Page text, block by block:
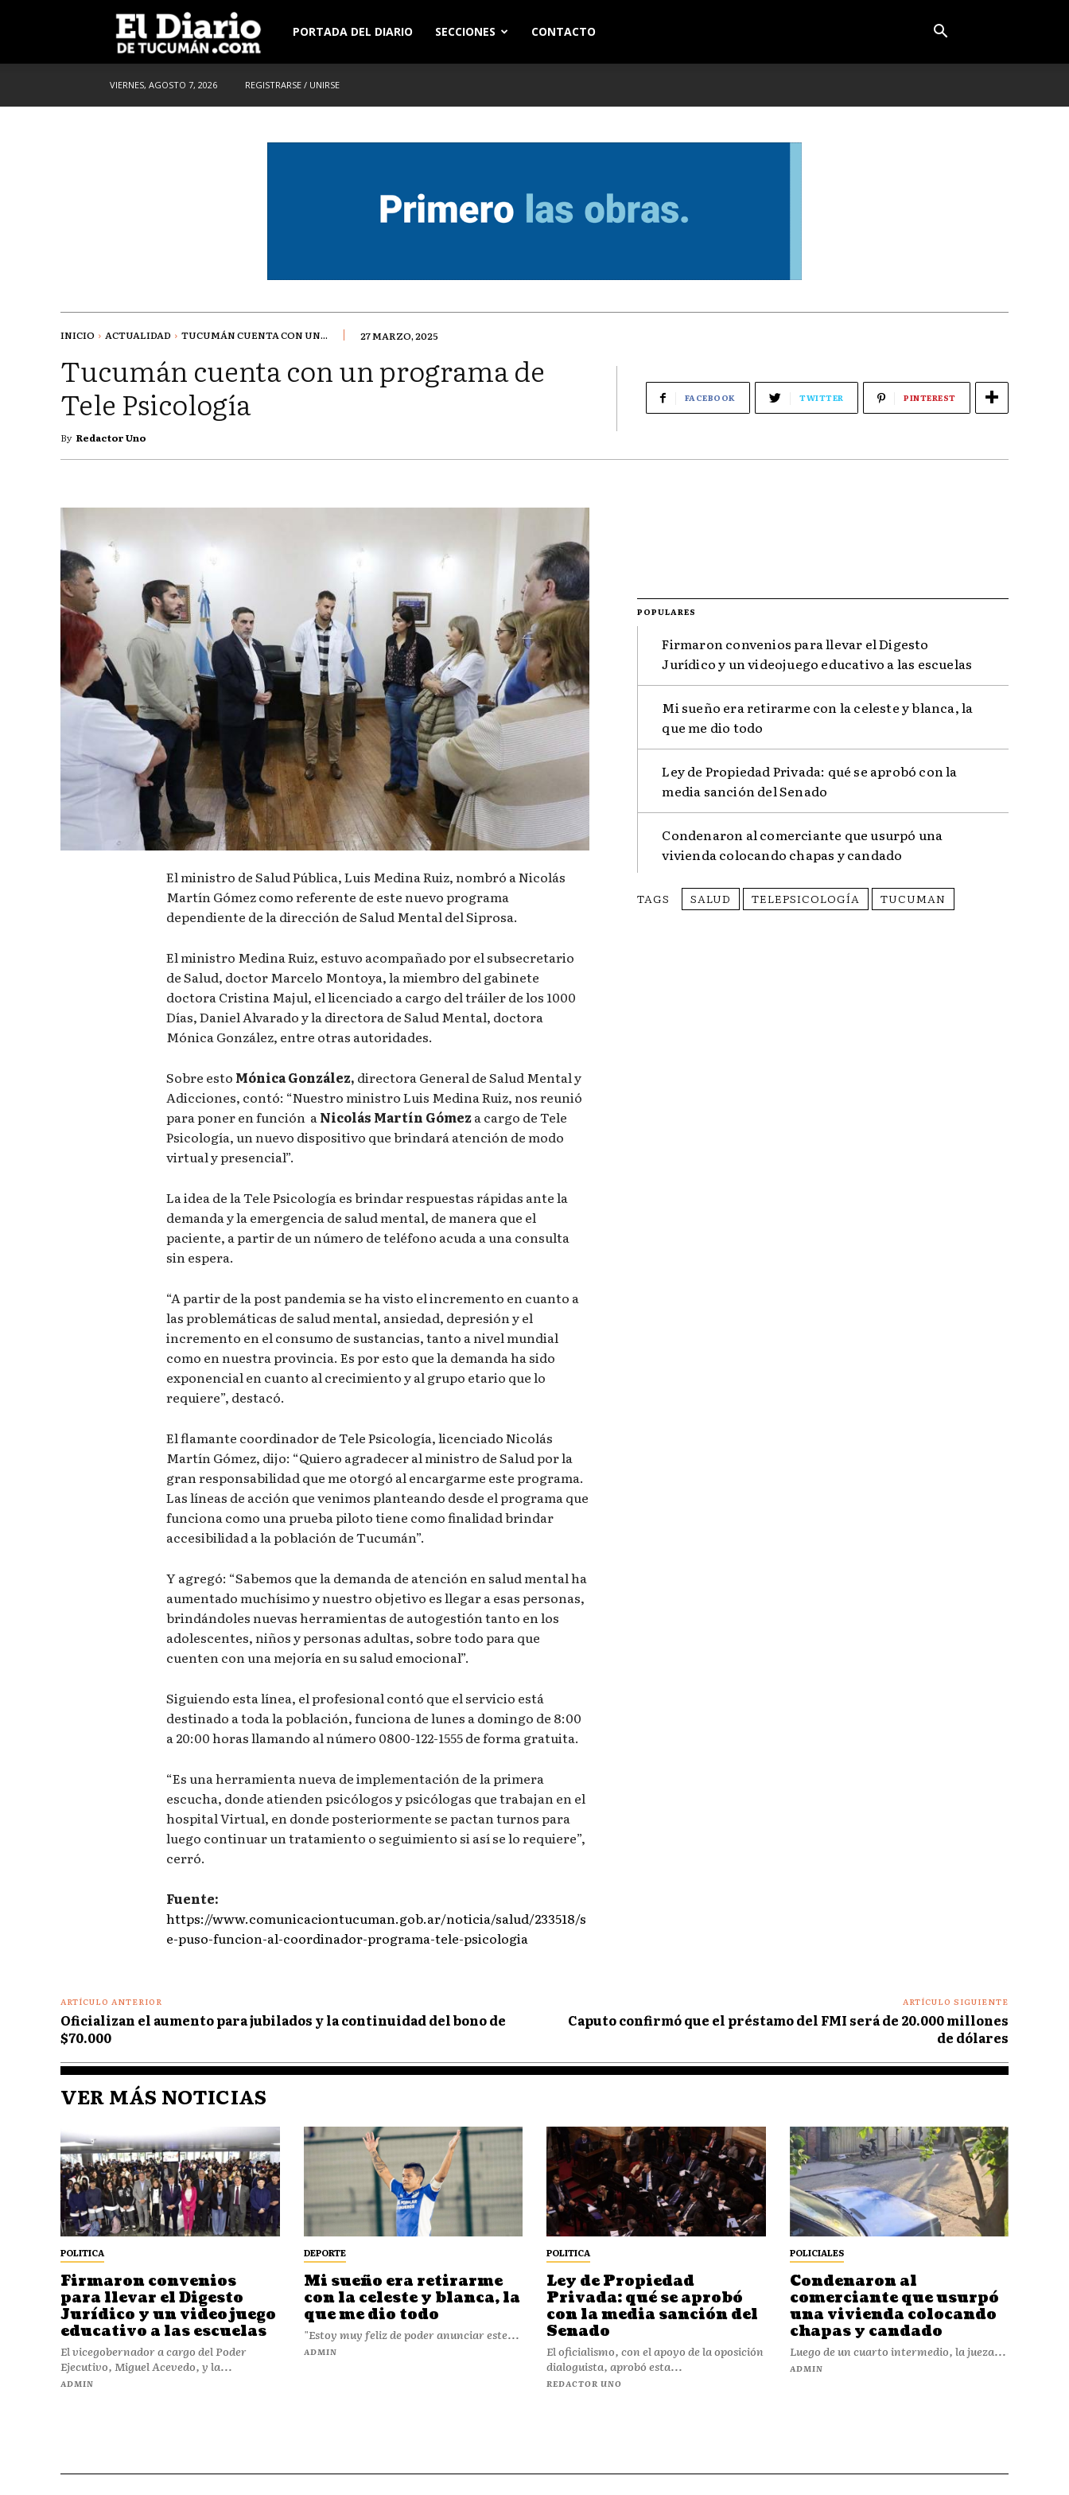
PORTADA DEL DIARIO SECCIONES CONTACTO
VIERNES, AGOSTO 7, 2026 REGISTRARSE / UNIRSE
INICIO ACTUALIDAD TUCUMÁN CUENTA CON UN... 27 MARZO, 2025
Tucumán cuenta con un programa de
Tele Psicología
By Redactor Uno
FACEBOOK TWITTER PINTEREST
El ministro de Salud Pública, Luis Medina Ruiz, nombró a Nicolás
Martín Gómez como referente de este nuevo programa
dependiente de la dirección de Salud Mental del Siprosa.
El ministro Medina Ruiz, estuvo acompañado por el subsecretario
de Salud, doctor Marcelo Montoya, la miembro del gabinete
doctora Cristina Majul, el licenciado a cargo del tráiler de los 1000
Días, Daniel Alvarado y la directora de Salud Mental, doctora
Mónica González, entre otras autoridades.
Sobre esto Mónica González, directora General de Salud Mental y
Adicciones, contó: “Nuestro ministro Luis Medina Ruiz, nos reunió
para poner en función aNicolás Martín Gómeza cargo de Tele
Psicología, un nuevo dispositivo que brindará atención de modo
virtual y presencial”.
La idea de la Tele Psicología es brindar respuestas rápidas ante la
demanda y la emergencia de salud mental, de manera que el
paciente, a partir de un número de teléfono acuda a una consulta
sin espera.
“A partir de la post pandemia se ha visto el incremento en cuanto a
las problemáticas de salud mental, ansiedad, depresión y el
incremento en el consumo de sustancias, tanto a nivel mundial
como en nuestra provincia. Es por esto que la demanda ha sido
exponencial en cuanto al crecimiento y al grupo etario que lo
requiere”, destacó.
El flamante coordinador de Tele Psicología, licenciado Nicolás
Martín Gómez, dijo: “Quiero agradecer al ministro de Salud por la
gran responsabilidad que me otorgó al encargarme este programa.
Las líneas de acción que venimos planteando desde el programa que
funciona como una prueba piloto tiene como finalidad brindar
accesibilidad a la población de Tucumán”.
Y agregó: “Sabemos que la demanda de atención en salud mental ha
aumentado muchísimo y nuestro objetivo es llegar a esas personas,
brindándoles nuevas herramientas de autogestión tanto en los
adolescentes, niños y personas adultas, sobre todo para que
cuenten con una mejoría en su salud emocional”.
Siguiendo esta línea, el profesional contó que el servicio está
destinado a toda la población, funciona de lunes a domingo de 8:00
a 20:00 horas llamando al número 0800-122-1555 de forma gratuita.
“Es una herramienta nueva de implementación de la primera
escucha, donde atienden psicólogos y psicólogas que trabajan en el
hospital Virtual, en donde posteriormente se pactan turnos para
luego continuar un tratamiento o seguimiento si así se lo requiere”,
cerró.
Fuente:
https://www.comunicaciontucuman.gob.ar/noticia/salud/233518/s
e-puso-funcion-al-coordinador-programa-tele-psicologia
POPULARES
Firmaron convenios para llevar el Digesto
Jurídico y un videojuego educativo a las escuelas
Mi sueño era retirarme con la celeste y blanca, la
que me dio todo
Ley de Propiedad Privada: qué se aprobó con la
media sanción del Senado
Condenaron al comerciante que usurpó una
vivienda colocando chapas y candado
TAGS SALUD TELEPSICOLOGÍA TUCUMAN
ARTÍCULO ANTERIOR
Oficializan el aumento para jubilados y la continuidad del bono de
$70.000
ARTÍCULO SIGUIENTE
Caputo confirmó que el préstamo del FMI será de 20.000 millones
de dólares
VER MÁS NOTICIAS
POLITICA
Firmaron convenios
para llevar el Digesto
Jurídico y un videojuego
educativo a las escuelas
El vicegobernador a cargo del Poder
Ejecutivo, Miguel Acevedo, y la...
ADMIN
DEPORTE
Mi sueño era retirarme
con la celeste y blanca, la
que me dio todo
"Estoy muy feliz de poder anunciar este...
ADMIN
POLITICA
Ley de Propiedad
Privada: qué se aprobó
con la media sanción del
Senado
El oficialismo, con el apoyo de la oposición
dialoguista, aprobó esta...
REDACTOR UNO
POLICIALES
Condenaron al
comerciante que usurpó
una vivienda colocando
chapas y candado
Luego de un cuarto intermedio, la jueza...
ADMIN